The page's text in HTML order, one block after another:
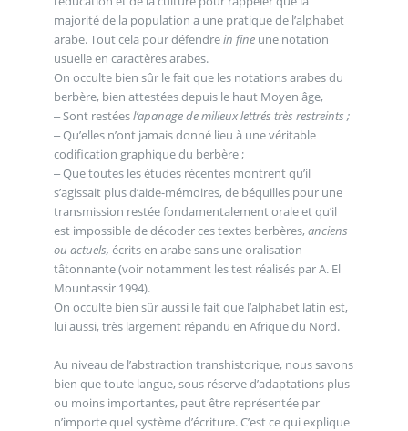
majorité de la population a une pratique de l’alphabet
arabe. Tout cela pour défendrein fineune notation
usuelle en caractères arabes.
On occulte bien sûr le fait que les notations arabes du
berbère, bien attestées depuis le haut Moyen âge,
‒ Sont restéesl’apanage de milieux lettrés très restreints ;
‒ Qu’elles n’ont jamais donné lieu à une véritable
codification graphique du berbère ;
‒ Que toutes les études récentes montrent qu’il
s’agissait plus d’aide-mémoires, de béquilles pour une
transmission restée fondamentalement orale et qu’il
est impossible de décoder ces textes berbères, anciens
ou actuels, écrits en arabe sans une oralisation
tâtonnante (voir notamment les test réalisés par A. El
Mountassir 1994).
On occulte bien sûr aussi le fait que l’alphabet latin est,
lui aussi, très largement répandu en Afrique du Nord.
Au niveau de l’abstraction transhistorique, nous savons
bien que toute langue, sous réserve d’adaptations plus
ou moins importantes, peut être représentée par
n’importe quel système d’écriture. C’est ce qui explique